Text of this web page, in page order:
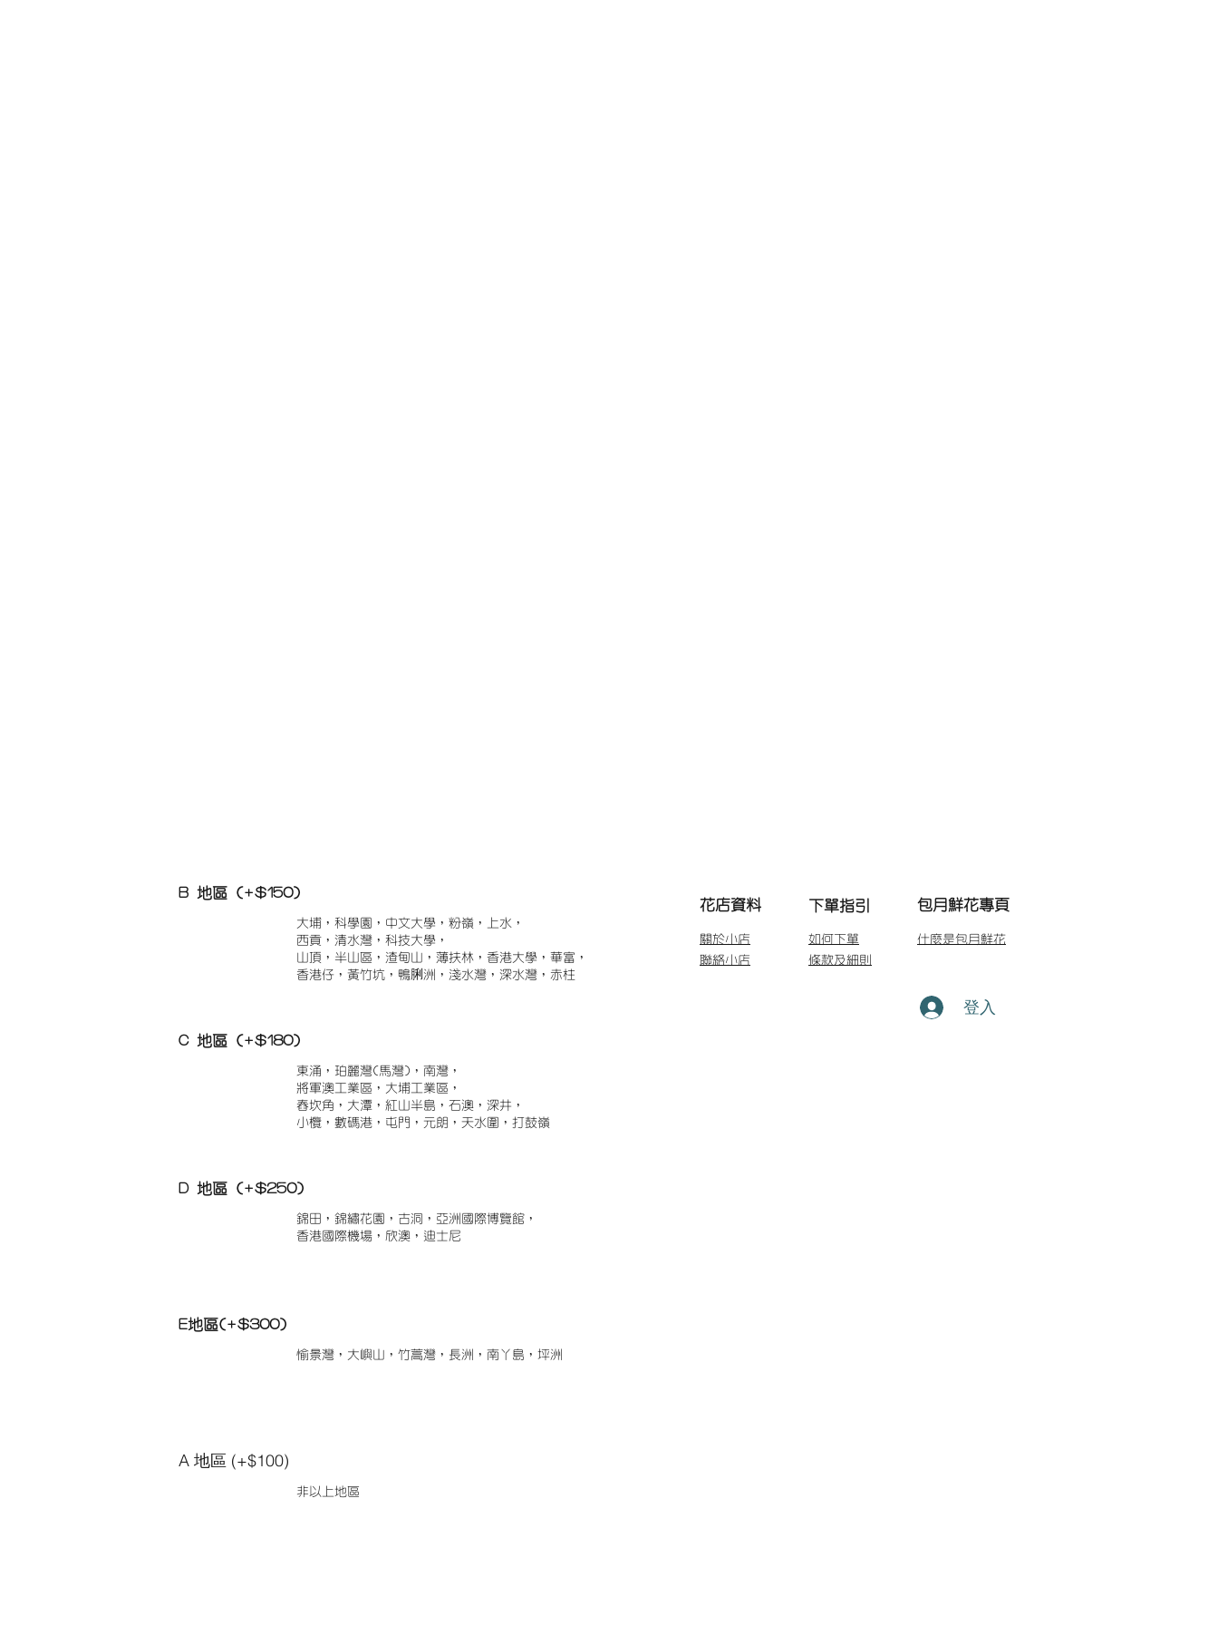
B 地區 (+$150)
大埔，科學園，中文大學，粉嶺，上水，
西貢，清水灣，科技大學，
山頂，半山區，渣甸山，薄扶林，香港大學，華富，
香港仔，黃竹坑，鴨脷洲，淺水灣，深水灣，赤柱
C 地區 (+$180)
東涌，珀麗灣(馬灣)，南灣，
將軍澳工業區，大埔工業區，
舂坎角，大潭，紅山半島，石澳，深井，
小欖，數碼港，屯門，元朗，天水圍，打鼓嶺
D 地區 (+$250)
錦田，錦繡花園，古洞，亞洲國際博覽館，
香港國際機場，欣澳，迪士尼
E地區(+$300)
愉景灣，大嶼山，竹蒿灣，長洲，南丫島，坪洲
A 地區 (+$100)
非以上地區
​花店資料 下單指引 包月鮮花專頁
關於小店
聯絡小店
如何下單
條款及細則
什麼是包月鮮花
登入